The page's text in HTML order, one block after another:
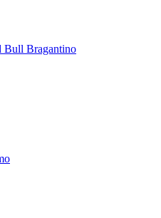
Bull Bragantino